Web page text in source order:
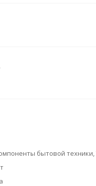
бытовой техники,